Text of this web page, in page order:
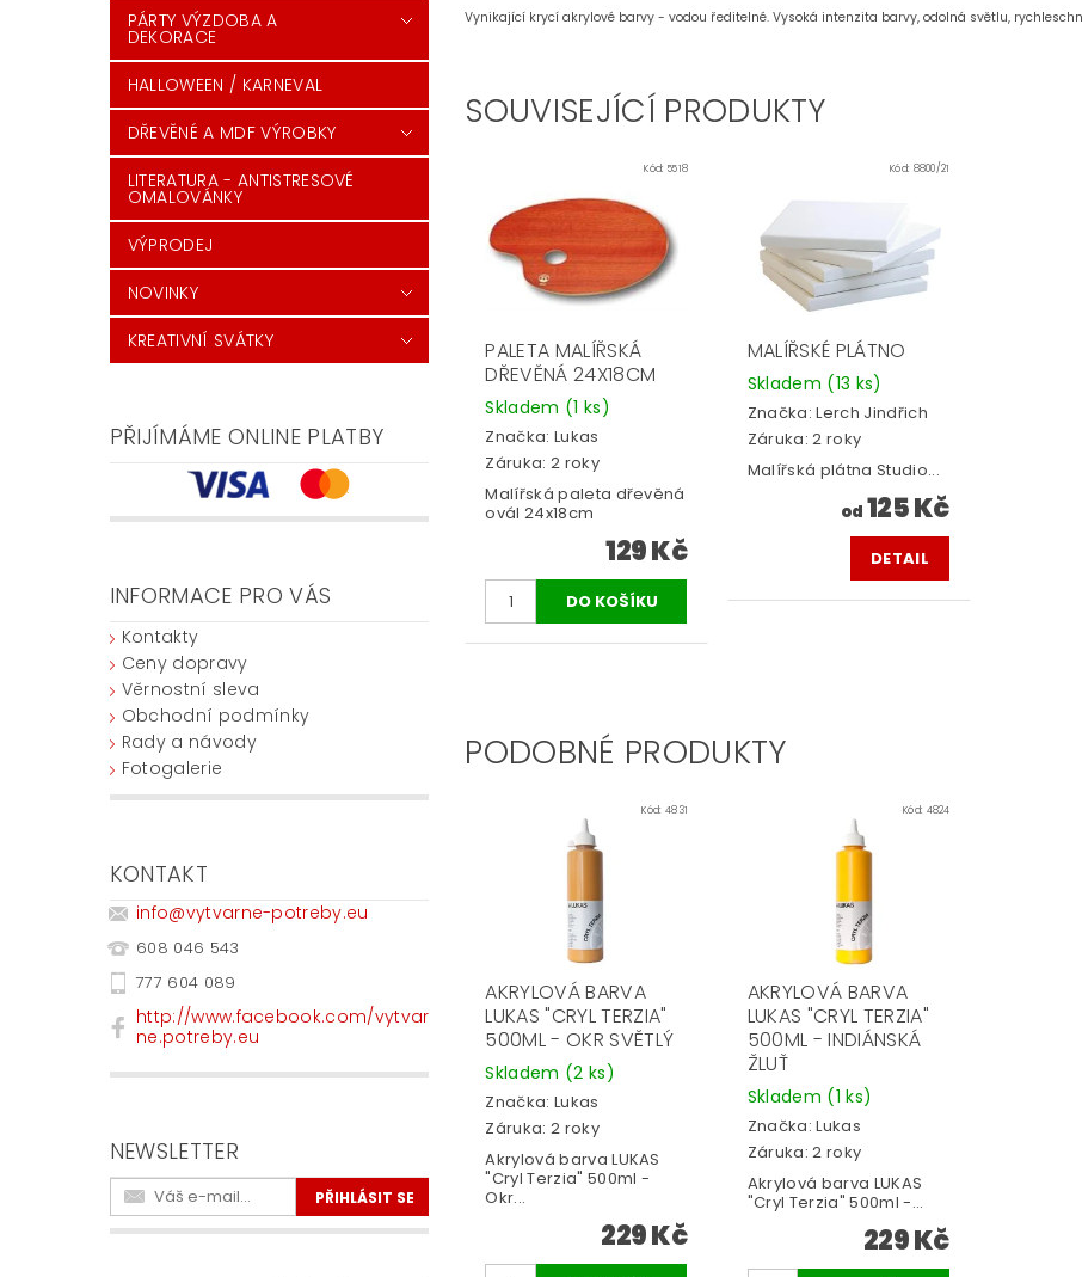
PÁRTY VÝZDOBA A
DEKORACE
HALLOWEEN / KARNEVAL
DŘEVĚNÉ A MDF VÝROBKY
LITERATURA - ANTISTRESOVÉ
OMALOVÁNKY
VÝPRODEJ
NOVINKY
KREATIVNÍ SVÁTKY
PŘIJÍMÁME ONLINE PLATBY
INFORMACE PRO VÁS
Kontakty
Ceny dopravy
Věrnostní sleva
Obchodní podmínky
Rady a návody
Fotogalerie
KONTAKT
info@vytvarne-potreby.eu
608 046 543
777 604 089
http://www.facebook.com/vytvar
ne.potreby.eu
NEWSLETTER
Vynikající krycí akrylové barvy - vodou ředitelné. Vysoká intenzita barvy, odolná světlu,
SOUVISEJÍCÍ PRODUKTY
Kód:5518
PALETA MALÍŘSKÁ
DŘEVĚNÁ 24X18CM
Skladem (1 ks)
Značka: Lukas
Záruka: 2 roky
Malířská paleta dřevěná
ovál 24x18cm
129 Kč
Kód: 8800/21
MALÍŘSKÉ PLÁTNO
Skladem (13 ks)
Značka:Lerch Jindřich
Záruka: 2 roky
Malířská plátna Studio...
od 125 Kč
DETAIL
PODOBNÉ PRODUKTY
Kód:4831
AKRYLOVÁ BARVA
LUKAS "CRYL TERZIA"
500ML - OKR SVĚTLÝ
Skladem (2 ks)
Značka: Lukas
Záruka: 2 roky
Akrylová barva LUKAS
"Cryl Terzia" 500ml -
Okr...
229 Kč
Kód: 4824
AKRYLOVÁ BARVA
LUKAS "CRYL TERZIA"
500ML - INDIÁNSKÁ
ŽLUŤ
Skladem (1 ks)
Značka:Lukas
Záruka: 2 roky
Akrylová barva LUKAS
"Cryl Terzia" 500ml -...
229 Kč